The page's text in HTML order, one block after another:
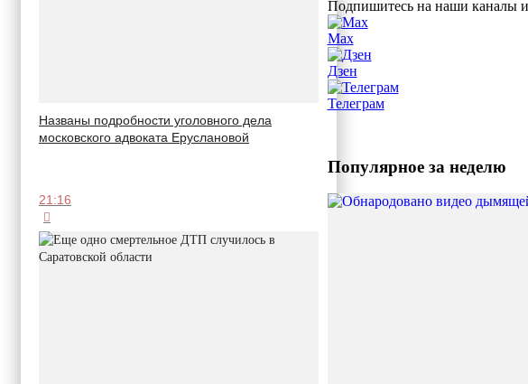
Названы подробности уголовного дела
московского адвоката Еруслановой
21:16
Подпишитесь на наши каналы
Max
Дзен
Телеграм
Популярное за неделю